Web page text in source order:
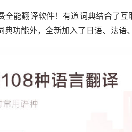
全能翻译软件！有道词典结合了
典功能外，全新加入了日语、法语